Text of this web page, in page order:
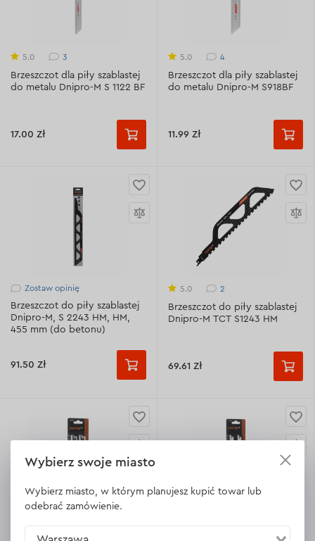
5.0 3
Brzeszczot dla piły szablastej
do metalu Dnipro-M S 1122 BF
17.00 Zł
5.0 4
Brzeszczot dla piły szablastej
do metalu Dnipro-M S918BF
11.99 Zł
Zostaw opinię
Brzeszczot do piły szablastej
Dnipro-M, S 2243 HM, HM,
455 mm (do betonu)
91.50 Zł
5.0 2
Brzeszczot do piły szablastej
Dnipro-M TCT S1243 HM
69.61 Zł
Brzeszczot do piły szablastej Brzeszczot do piły szablastej
Wybierz swoje miasto
Wybierz miasto, w którym planujesz kupić towar lub
odebrać zamówienie.